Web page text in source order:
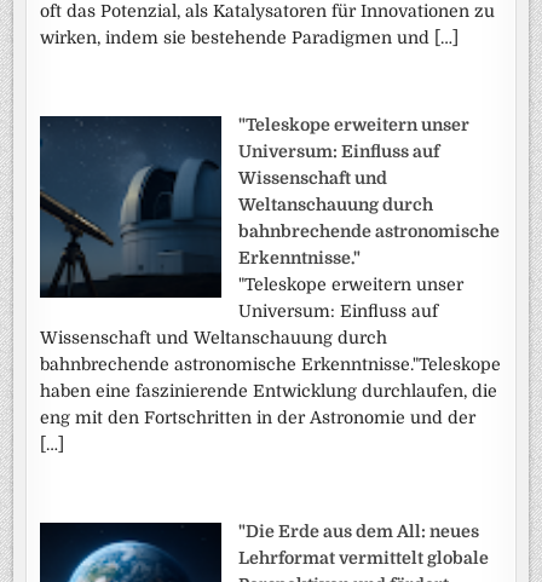
oft das Potenzial, als Katalysatoren für Innovationen zu
wirken, indem sie bestehende Paradigmen und […]
"Teleskope erweitern unser
Universum: Einfluss auf
Wissenschaft und
Weltanschauung durch
bahnbrechende astronomische
Erkenntnisse."
"Teleskope erweitern unser
Universum: Einfluss auf
Wissenschaft und Weltanschauung durch
bahnbrechende astronomische Erkenntnisse."Teleskope
haben eine faszinierende Entwicklung durchlaufen, die
eng mit den Fortschritten in der Astronomie und der
[…]
"Die Erde aus dem All: neues
Lehrformat vermittelt globale